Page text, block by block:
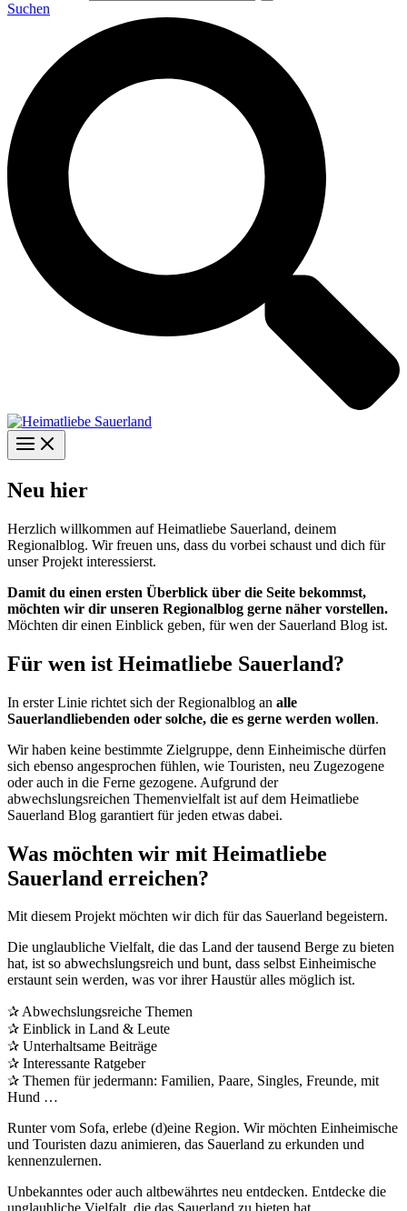
Suchen
Neu hier
Herzlich willkommen auf Heimatliebe Sauerland, deinem
Regionalblog. Wir freuen uns, dass du vorbei schaust und dich für
unser Projekt interessierst.
Damit du einen ersten Überblick über die Seite bekommst,
möchten wir dir unseren Regionalblog gerne näher vorstellen.
Möchten dir einen Einblick geben, für wen der Sauerland Blog ist.
Für wen ist Heimatliebe Sauerland?
In erster Linie richtet sich der Regionalblog an alle
Sauerlandliebenden oder solche, die es gerne werden wollen.
Wir haben keine bestimmte Zielgruppe, denn Einheimische dürfen
sich ebenso angesprochen fühlen, wie Touristen, neu Zugezogene
oder auch in die Ferne gezogene. Aufgrund der
abwechslungsreichen Themenvielfalt ist auf dem Heimatliebe
Sauerland Blog garantiert für jeden etwas dabei.
Was möchten wir mit Heimatliebe
Sauerland erreichen?
Mit diesem Projekt möchten wir dich für das Sauerland begeistern.
Die unglaubliche Vielfalt, die das Land der tausend Berge zu bieten
hat, ist so abwechslungsreich und bunt, dass selbst Einheimische
erstaunt sein werden, was vor ihrer Haustür alles möglich ist.
✰ Abwechslungsreiche Themen
✰ Einblick in Land & Leute
✰ Unterhaltsame Beiträge
✰ Interessante Ratgeber
✰ Themen für jedermann: Familien, Paare, Singles, Freunde, mit
Hund …
Runter vom Sofa, erlebe (d)eine Region. Wir möchten Einheimische
und Touristen dazu animieren, das Sauerland zu erkunden und
kennenzulernen.
Unbekanntes oder auch altbewährtes neu entdecken. Entdecke die